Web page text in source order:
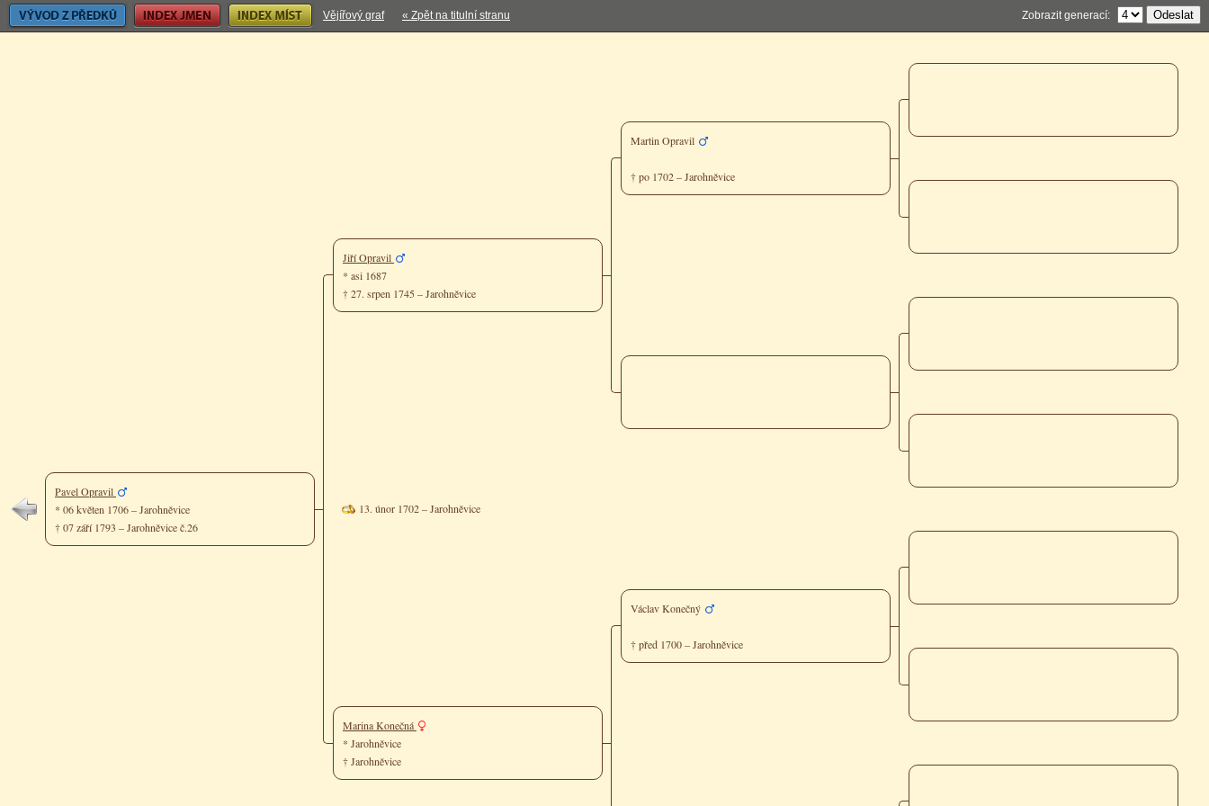
Vývod z předků Index jmen Index míst Vějířový graf « Zpět na titulní stranu Zobrazit generací:
Pavel Opravil
* 06 květen 1706 – Jarohněvice
† 07 září 1793 – Jarohněvice č.26
Jiří Opravil
* asi 1687
† 27. srpen 1745 – Jarohněvice
13. únor 1702 – Jarohněvice
Marina Konečná
* Jarohněvice
† Jarohněvice
Martin Opravil
† po 1702 – Jarohněvice
Václav Konečný
† před 1700 – Jarohněvice